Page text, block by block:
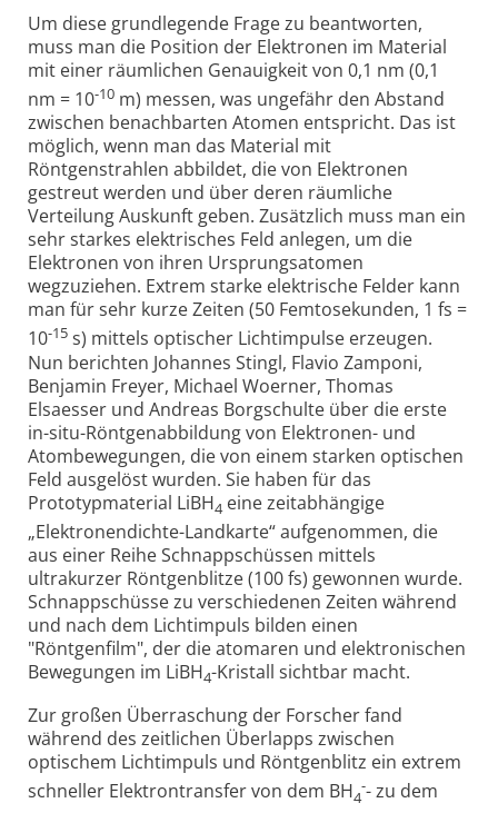
Um diese grundlegende Frage zu beantworten,
muss man die Position der Elektronen im Material
mit einer räumlichen Genauigkeit von 0,1 nm (0,1
nm = 10-10 m) messen, was ungefähr den Abstand
zwischen benachbarten Atomen entspricht. Das ist
möglich, wenn man das Material mit
Röntgenstrahlen abbildet, die von Elektronen
gestreut werden und über deren räumliche
Verteilung Auskunft geben. Zusätzlich muss man ein
sehr starkes elektrisches Feld anlegen, um die
Elektronen von ihren Ursprungsatomen
wegzuziehen. Extrem starke elektrische Felder kann
man für sehr kurze Zeiten (50 Femtosekunden, 1 fs =
10-15 s) mittels optischer Lichtimpulse erzeugen.
Nun berichten Johannes Stingl, Flavio Zamponi,
Benjamin Freyer, Michael Woerner, Thomas
Elsaesser und Andreas Borgschulte über die erste
in-situ-Röntgenabbildung von Elektronen- und
Atombewegungen, die von einem starken optischen
Feld ausgelöst wurden. Sie haben für das
Prototypmaterial LiBH4 eine zeitabhängige
„Elektronendichte-Landkarte“ aufgenommen, die
aus einer Reihe Schnappschüssen mittels
ultrakurzer Röntgenblitze (100 fs) gewonnen wurde.
Schnappschüsse zu verschiedenen Zeiten während
und nach dem Lichtimpuls bilden einen
"Röntgenfilm", der die atomaren und elektronischen
Bewegungen im LiBH4-Kristall sichtbar macht.
Zur großen Überraschung der Forscher fand
während des zeitlichen Überlapps zwischen
optischem Lichtimpuls und Röntgenblitz ein extrem
schneller Elektrontransfer von dem BH4
-- zu dem